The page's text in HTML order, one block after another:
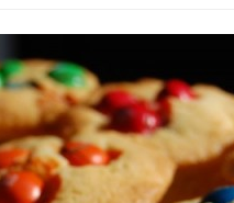
M&M’s
complètement
fêlés
!